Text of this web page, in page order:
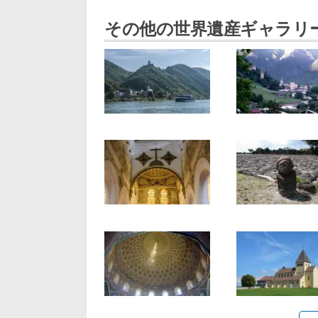
その他の世界遺産ギャラリ